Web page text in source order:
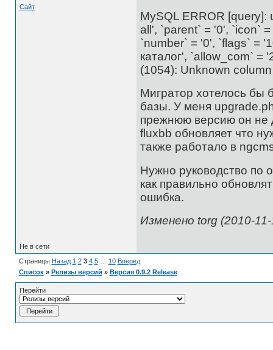
Сайт
MySQL ERROR
all', `parent` = '0', `icon`
`number` = '0', `flags` =
каталог', `allow_com` =
(1054): Unknown
Мигратор хотелось бы
базы. У меня
прежнюю версию он не
fluxbb обновляет что
также работало в
Нужно руководство по
как правильно
ошибка.
Изменено torg (2010-
Не в сети
Страницы Назад 1 2 3 4 5 10 Вперед
Список » Релизы версий » Версия 0.9.2 Release
Перейти